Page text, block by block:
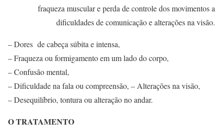
fraqueza muscular e perda de controle dos movimentos a
dificuldades de comunicação e alterações na visão.
– Dores de cabeça súbita e intensa,
– Fraqueza ou formigamento em um lado do corpo,
– Confusão mental,
– Dificuldade na fala ou compreensão, – Alterações na visão,
– Desequilíbrio, tontura ou alteração no andar.
O TRATAMENTO